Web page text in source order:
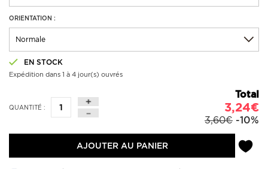
ORIENTATION :
EN STOCK
Expédition dans 1 à 4 jour(s) ouvrés
QUANTITÉ :
Total
3,24€
3,60€ -10%
AJOUTER AU PANIER